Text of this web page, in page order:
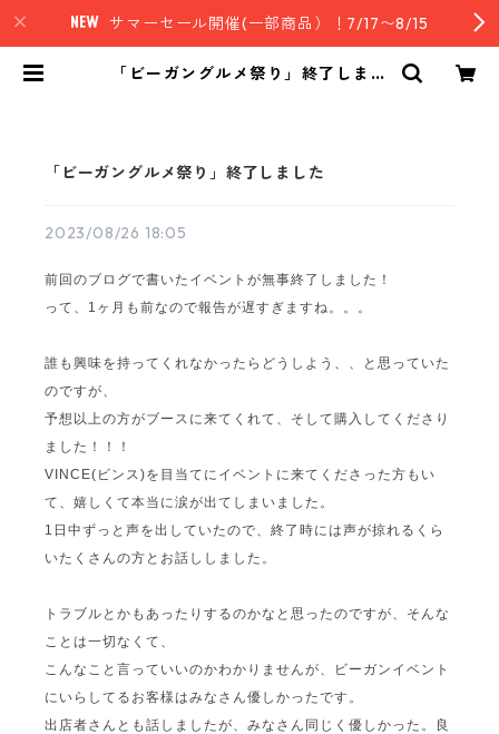
サマーセール開催(一部商品）！7/17〜8/15
「ビーガングルメ祭り」終了しまし
「ビーガングルメ祭り」終了しました
2023/08/26 18:05
前回のブログで書いたイベントが無事終了しました！
って、1ヶ月も前なので報告が遅すぎますね。。。
誰も興味を持ってくれなかったらどうしよう、、と思っていた
のですが、
予想以上の方がブースに来てくれて、そして購入してくださり
ました！！！
VINCE(ビンス)を目当てにイベントに来てくださった方もい
て、嬉しくて本当に涙が出てしまいました。
1日中ずっと声を出していたので、終了時には声が掠れるくら
いたくさんの方とお話ししました。
トラブルとかもあったりするのかなと思ったのですが、そんな
ことは一切なくて、
こんなこと言っていいのかわかりませんが、ビーガンイベント
にいらしてるお客様はみなさん優しかったです。
出店者さんとも話しましたが、みなさん同じく優しかった。良